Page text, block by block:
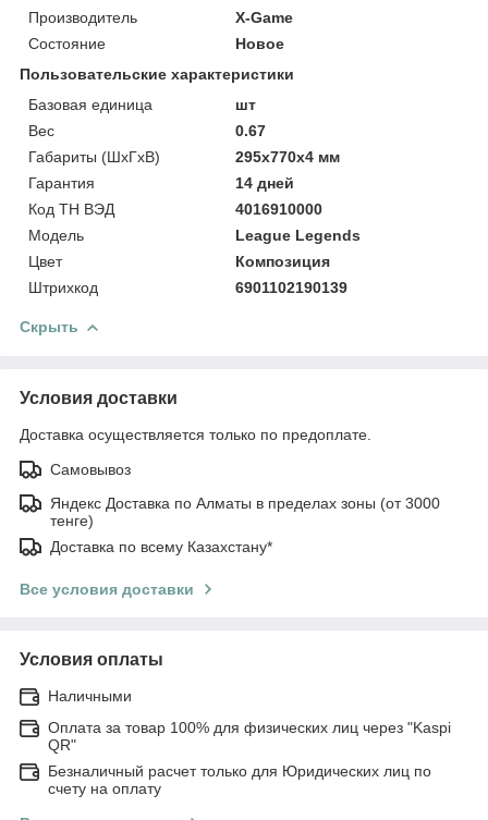
Производитель
X-Game
Состояние
Новое
Пользовательские характеристики
Базовая единица
шт
Вес
0.67
Габариты (ШхГхВ)
295x770x4 мм
Гарантия
14 дней
Код ТН ВЭД
4016910000
Модель
League Legends
Цвет
Композиция
Штрихкод
6901102190139
Скрыть
Условия доставки
Доставка осуществляется только по предоплате.
Самовывоз
Яндекс Доставка по Алматы в пределах зоны (от 3000
тенге)
Доставка по всему Казахстану*
Все условия доставки
Условия оплаты
Наличными
Оплата за товар 100% для физических лиц через "Kaspi
QR"
Безналичный расчет только для Юридических лиц по
счету на оплату